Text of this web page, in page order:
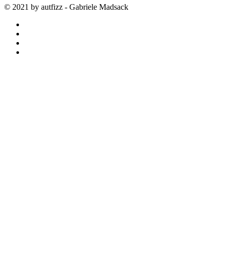
© 2021 by autfizz - Gabriele Madsack